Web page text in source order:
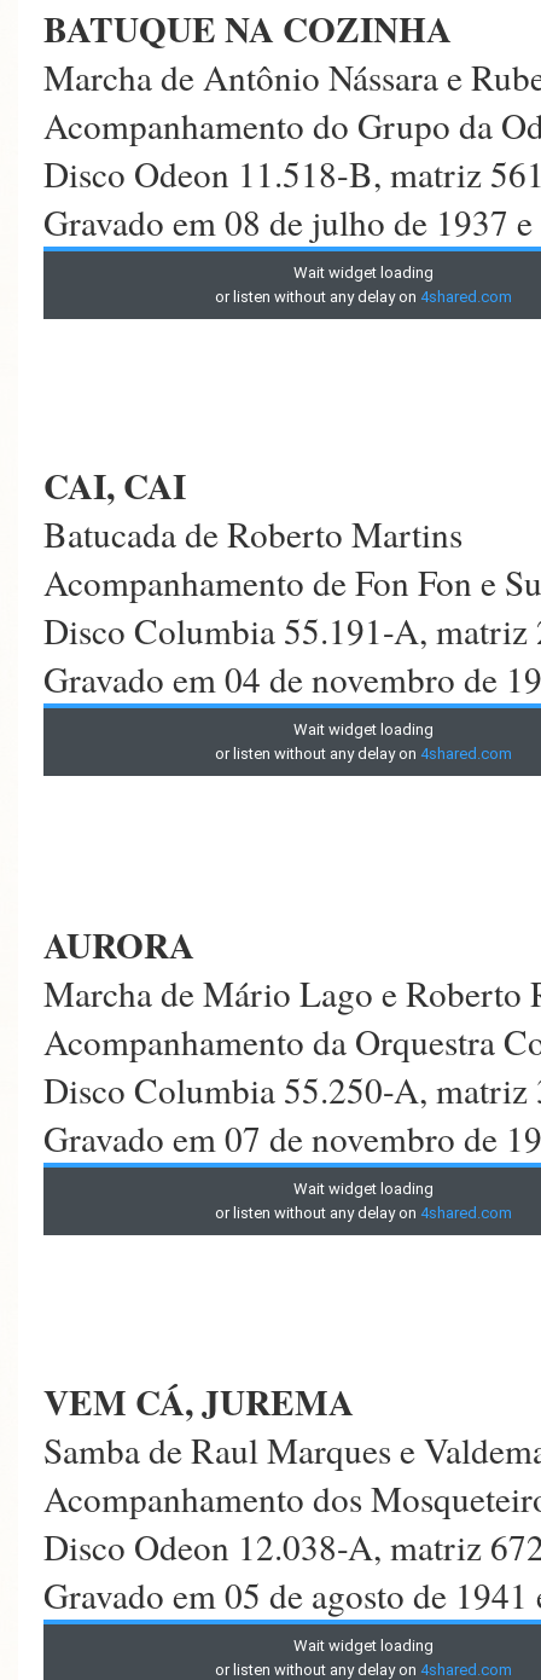
BATUQUE NA COZINHA
Marcha de Antônio Nássara e
Acompanhamento do Grupo da
Disco Odeon 11.518-B, matriz
Gravado em 08 de julho de 1937
CAI, CAI
Batucada de Roberto Martins
Acompanhamento de Fon Fon e
Disco Columbia 55.191-A, matriz
Gravado em 04 de novembro de
AURORA
Marcha de Mário Lago e Roberto
Acompanhamento da Orquestra
Disco Columbia 55.250-A, matriz
Gravado em 07 de novembro de
VEM CÁ, JUREMA
Samba de Raul Marques e
Acompanhamento dos
Disco Odeon 12.038-A, matriz
Gravado em 05 de agosto de